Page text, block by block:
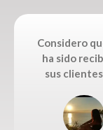
Considero
ha sido
sus